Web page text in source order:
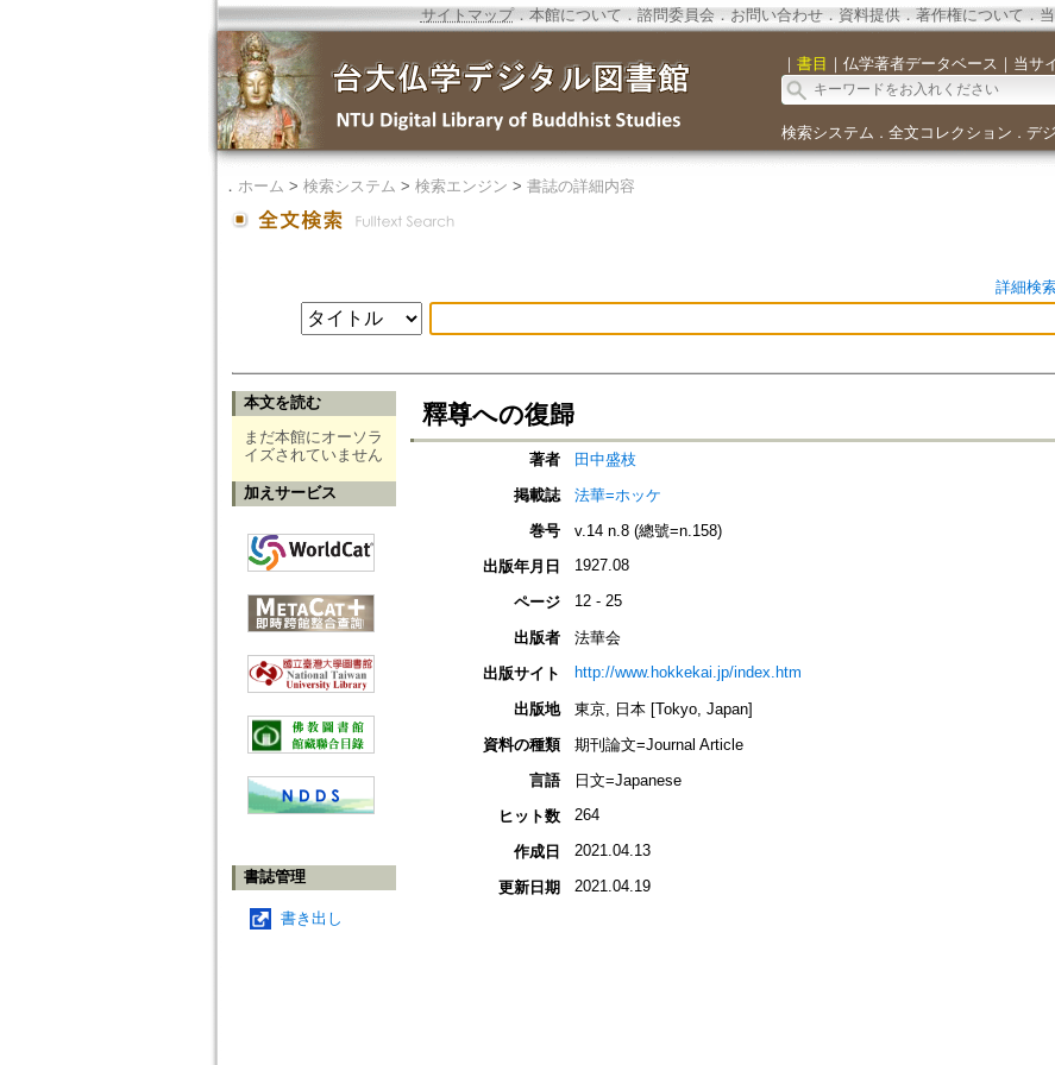
サイトマップ．本館について ． 諮問委員会． お問い合わせ． 資料提供． 著作権について．
｜ 書目 ｜ 仏学著者データベース ｜ 当サ
検索システム ． 全文コレクション ． デ
． ホーム > 検索システム > 検索エンジン > 書誌の詳細内容
詳細検
本文を読む
まだ本館にオーソラ
イズされていません
加えサービス
書誌管理
書き出し
釋尊への復歸
著者
田中盛枝
掲載誌
法華=ホッケ
巻号
v.14 n.8 (總號=n.158)
出版年月日
1927.08
ページ 12 - 25
出版者
法華会
出版サイト
http://www.hokkekai.jp/index.htm
出版地
東京, 日本 [Tokyo, Japan]
資料の種類
期刊論文=Journal Article
言語
日文=Japanese
ヒット数
264
作成日 2021.04.13
更新日期 2021.04.19